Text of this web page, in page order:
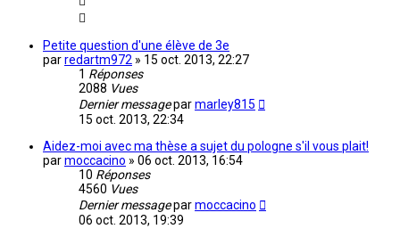
Petite question d'une élève de 3e
parredartm972 » 15 oct. 2013, 22:27
1 Réponses
2088 Vues
Dernier messageparmarley815
15 oct. 2013, 22:34
Aidez-moi avec ma thèse a sujet du pologne s'il vous plait!
parmoccacino » 06 oct. 2013, 16:54
10 Réponses
4560 Vues
Dernier messageparmoccacino
06 oct. 2013, 19:39